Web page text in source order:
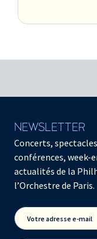
NEWSLETTER
Concerts,
conférences, week-
actualités de la
l’Orchestre de Paris.
Votre adresse e-mail